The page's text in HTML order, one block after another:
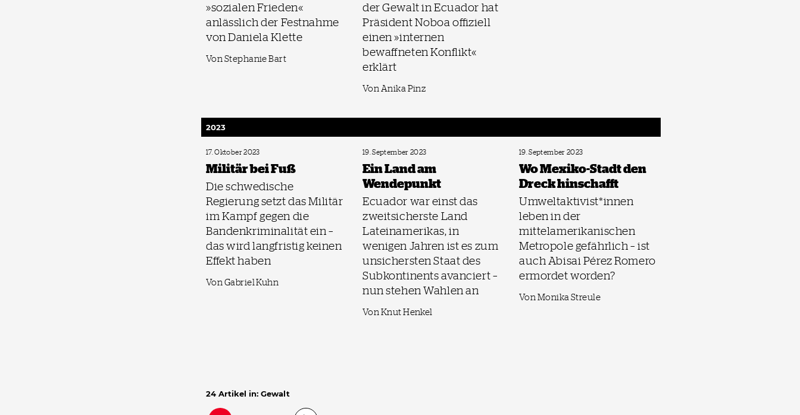
»sozialen Frieden«
anlässlich der Festnahme
von Daniela Klette
Von Stephanie Bart
der Gewalt in Ecuador hat
Präsident Noboa offiziell
einen »internen
bewaffneten Konflikt«
erklärt
Von Anika Pinz
2023
17. Oktober 2023
Militär bei Fuß
Die schwedische
Regierung setzt das Militär
im Kampf gegen die
Bandenkriminalität ein –
das wird langfristig keinen
Effekt haben
Von Gabriel Kuhn
19. September 2023
Ein Land am
Wendepunkt
Ecuador war einst das
zweitsicherste Land
Lateinamerikas, in
wenigen Jahren ist es zum
unsichersten Staat des
Subkontinents avanciert –
nun stehen Wahlen an
Von Knut Henkel
19. September 2023
Wo Mexiko-Stadt den
Dreck hinschafft
Umweltaktivist*innen
leben in der
mittelamerikanischen
Metropole gefährlich – ist
auch Abisai Pérez Romero
ermordet worden?
Von Monika Streule
24 Artikel in: Gewalt